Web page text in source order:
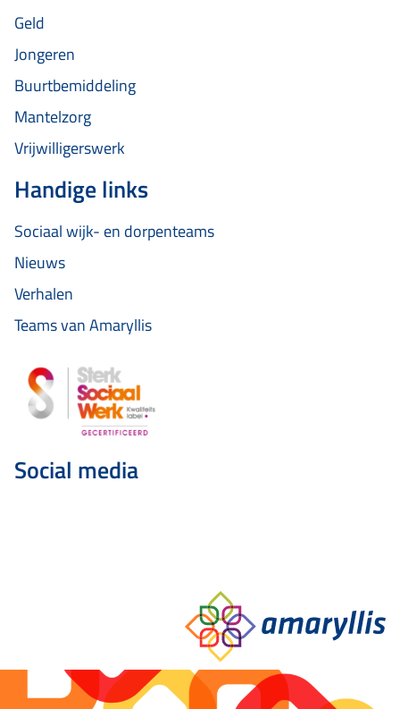
Geld
Jongeren
Buurtbemiddeling
Mantelzorg
Vrijwilligerswerk
Handige links
Sociaal wijk- en dorpenteams
Nieuws
Verhalen
Teams van Amaryllis
Social media